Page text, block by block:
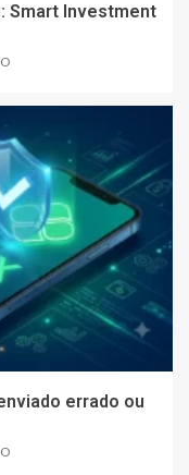
Smart Investment
errado ou